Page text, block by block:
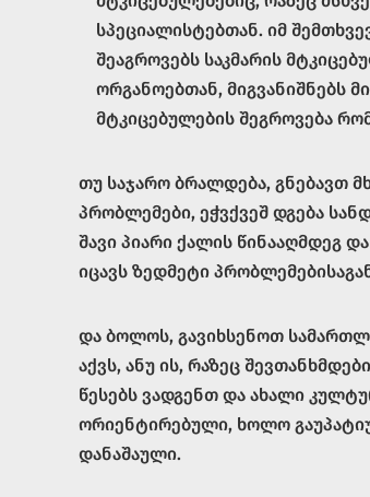
სპეციალისტებთან. იმ
შეაგროვებს საკმარის
ორგანოებთან, მიგვანიშნებს
მტკიცებულების შეგროვება
თუ საჯარო ბრალდება, გნებავთ
პრობლემები, ეჭვქვეშ დგება
შავი პიარი ქალის წინააღმდეგ
იცავს ზედმეტი
და ბოლოს, გავიხსენოთ
აქვს, ანუ ის, რაზეც
წესებს ვადგენთ და ახალი
ორიენტირებული, ხოლო
დანაშაული.